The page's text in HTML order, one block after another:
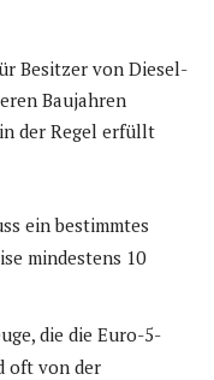
Besitzer von Diesel-
Baujahren
der Regel erfüllt
ein bestimmtes
mindestens 10
die die Euro-5-
oft von der